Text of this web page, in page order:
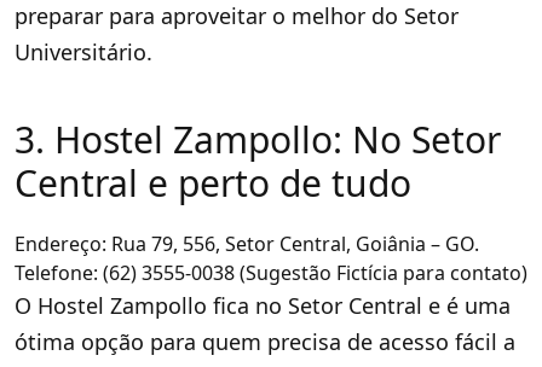
preparar para aproveitar o melhor do Setor
Universitário.
3. Hostel Zampollo: No Setor
Central e perto de tudo
Endereço: Rua 79, 556, Setor Central, Goiânia – GO.
Telefone: (62) 3555-0038 (Sugestão Fictícia para contato)
O Hostel Zampollo fica no Setor Central e é uma
ótima opção para quem precisa de acesso fácil a